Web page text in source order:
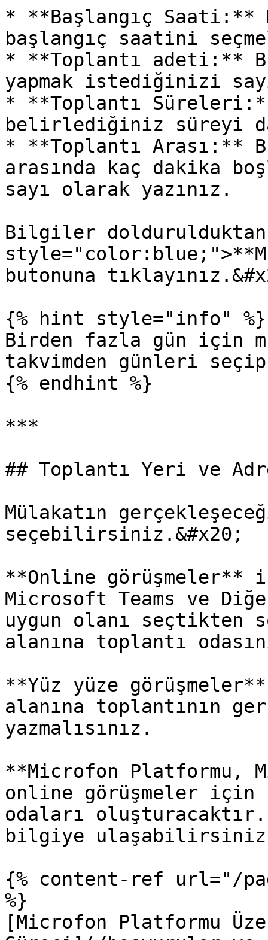
* **Başlangıç Saati:**
başlangıç saatini
* **Toplantı adeti:**
yapmak istediğinizi
* **Toplantı
belirlediğiniz süreyi
* **Toplantı Arası:**
arasında kaç dakika
sayı olarak yazınız.
Bilgiler doldurulduktan
butonuna
{% hint style="info" %}
Birden fazla gün için
takvimden günleri
{% endhint %}
***
## Toplantı Yeri ve
Mülakatın
seçebilirsiniz.&#x20;
**Online görüşmeler**
Microsoft Teams ve
uygun olanı seçtikten
alanına toplantı
**Yüz yüze
alanına toplantının
yazmalısınız.
**Microfon Platformu,
online görüşmeler için
odaları oluşturacaktır.
bilgiye
{% content-ref url="/
%}
[Microfon Platformu